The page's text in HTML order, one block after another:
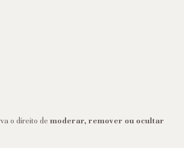
o direito de moderar, remover ou ocultar